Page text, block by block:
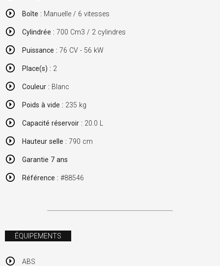
Boîte : Manuelle / 6 vitesses
Cylindrée : 700 Cm3 / 2 cylindres
Puissance : 76 CV - 56 kW
Place(s) : 2
Couleur : Blanc
Poids à vide : 235 kg
Capacité réservoir : 20.0 L
Hauteur selle : 790 cm
Garantie 7 ans
Référence : #88546
ÉQUIPEMENTS
ABS